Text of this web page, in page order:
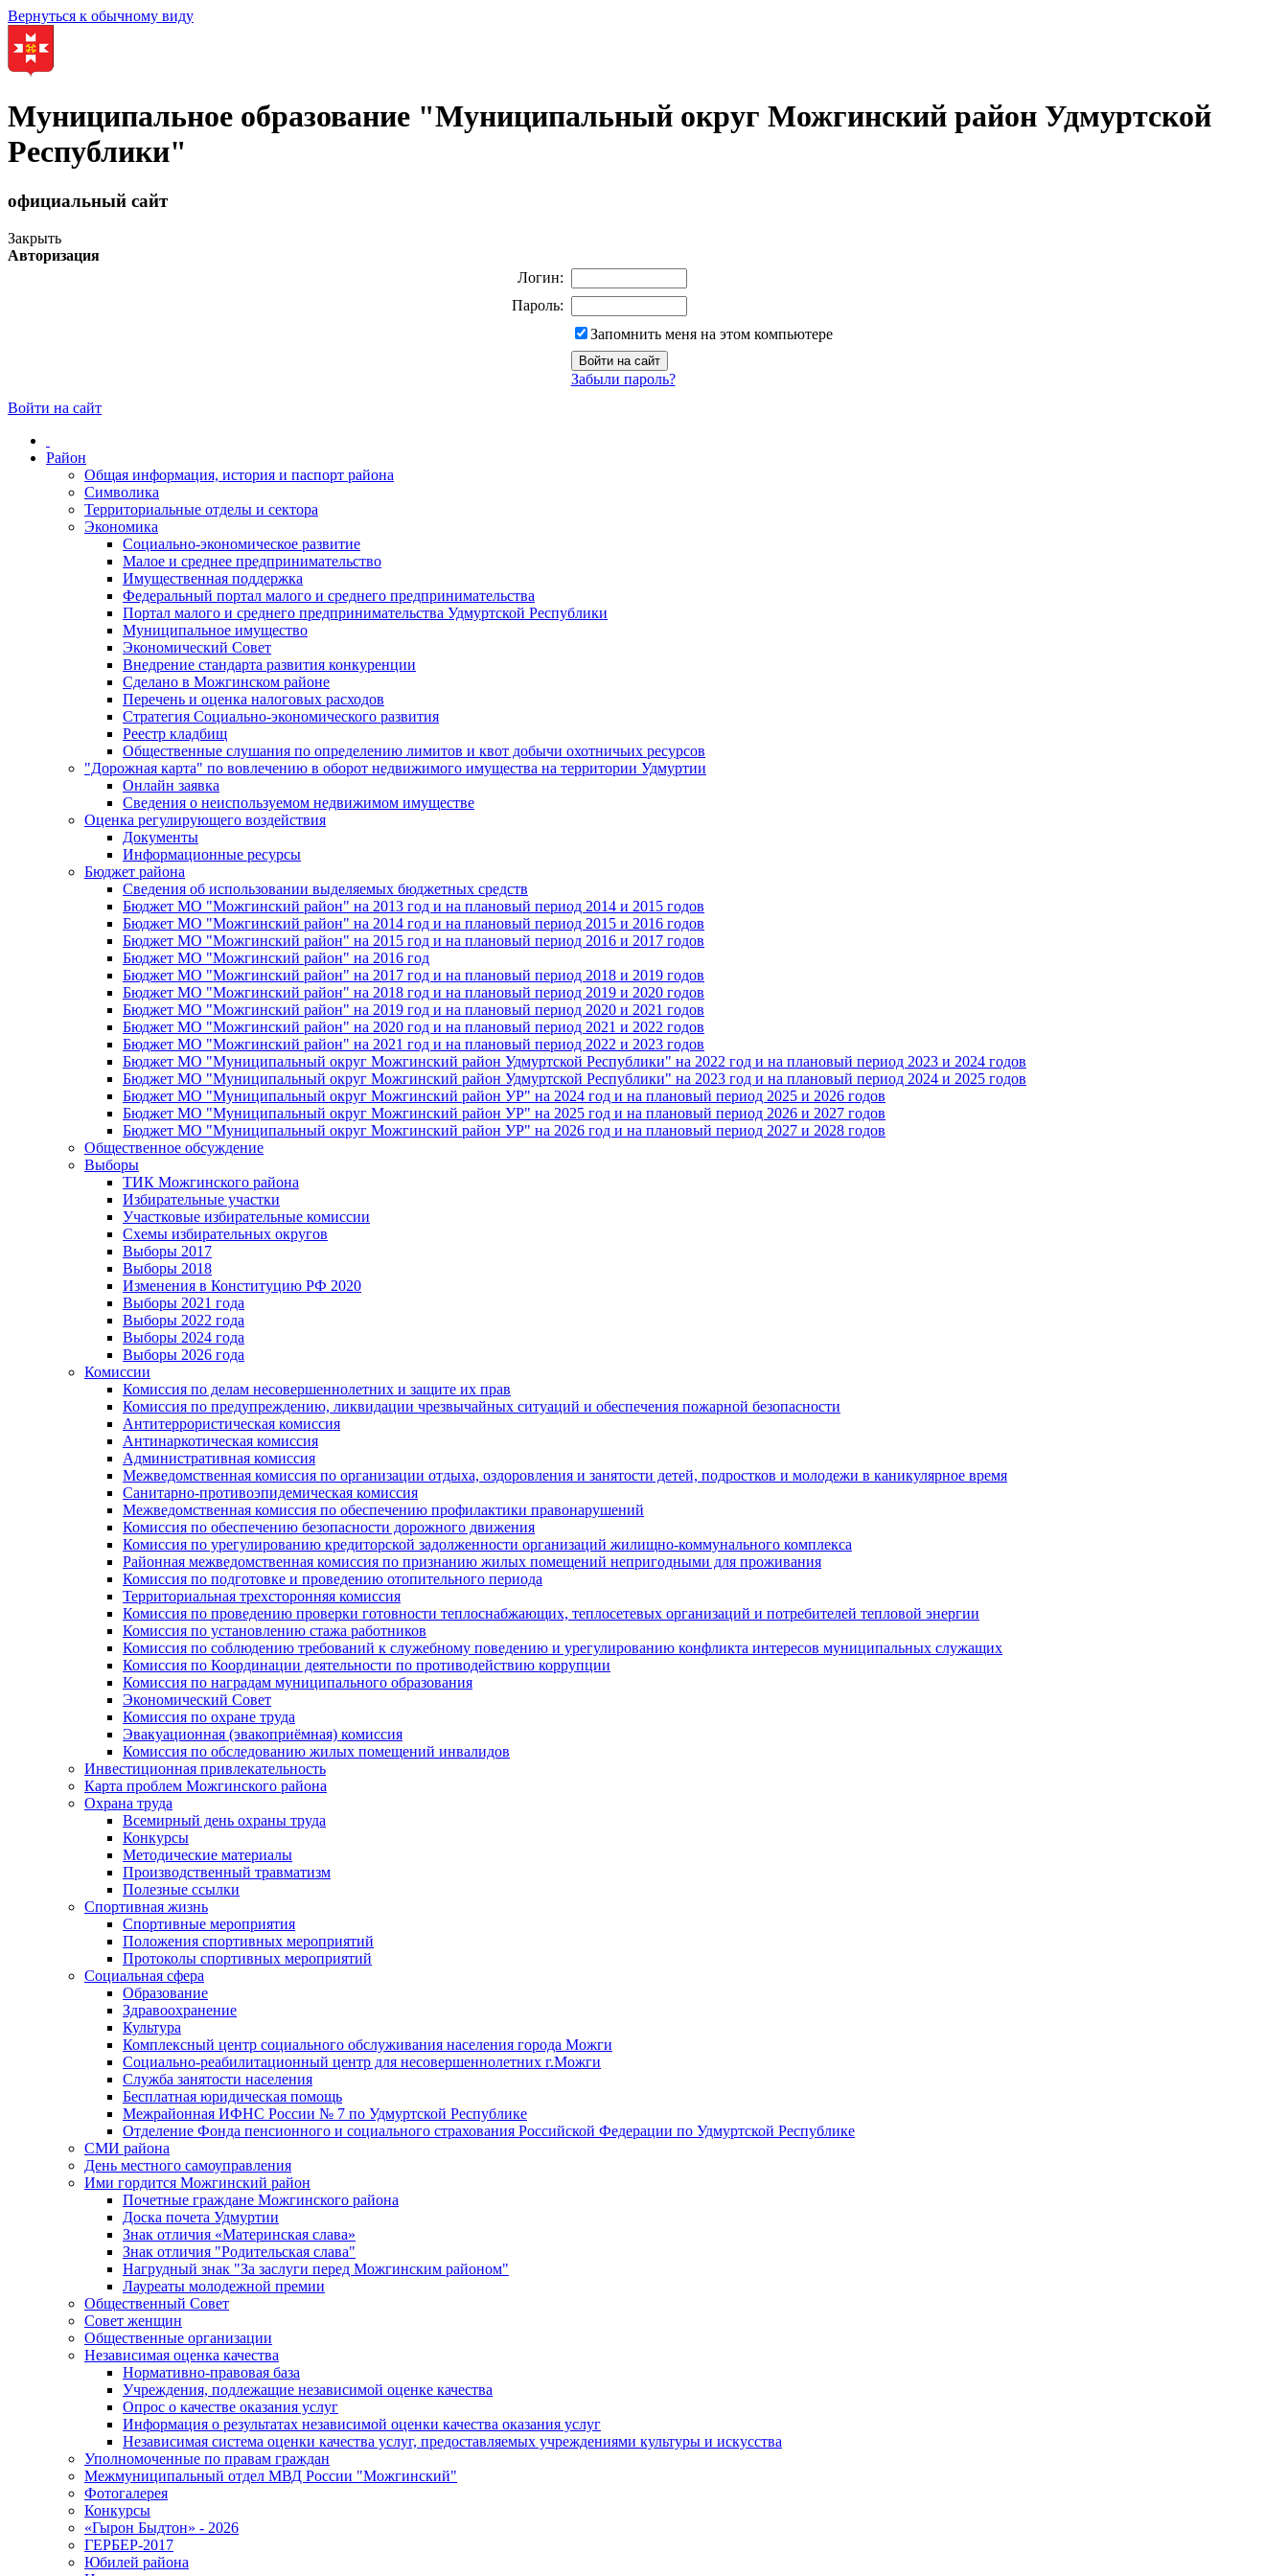
Вернуться к обычному виду
Муниципальное образование "Муниципальный округ Можгинский район Удмуртской
Республики"
официальный сайт
Закрыть
Авторизация
Логин:
Пароль:
Запомнить меня на этом компьютере
Забыли пароль?
Войти на сайт
Район
Общая информация, история и паспорт района
Символика
Территориальные отделы и сектора
Экономика
Социально-экономическое развитие
Малое и среднее предпринимательство
Имущественная поддержка
Федеральный портал малого и среднего предпринимательства
Портал малого и среднего предпринимательства Удмуртской Республики
Муниципальное имущество
Экономический Совет
Внедрение стандарта развития конкуренции
Сделано в Можгинском районе
Перечень и оценка налоговых расходов
Стратегия Социально-экономического развития
Реестр кладбищ
Общественные слушания по определению лимитов и квот добычи охотничьих ресурсов
"Дорожная карта" по вовлечению в оборот недвижимого имущества на территории Удмуртии
Онлайн заявка
Сведения о неиспользуемом недвижимом имуществе
Оценка регулирующего воздействия
Документы
Информационные ресурсы
Бюджет района
Сведения об использовании выделяемых бюджетных средств
Бюджет МО "Можгинский район" на 2013 год и на плановый период 2014 и 2015 годов
Бюджет МО "Можгинский район" на 2014 год и на плановый период 2015 и 2016 годов
Бюджет МО "Можгинский район" на 2015 год и на плановый период 2016 и 2017 годов
Бюджет МО "Можгинский район" на 2016 год
Бюджет МО "Можгинский район" на 2017 год и на плановый период 2018 и 2019 годов
Бюджет МО "Можгинский район" на 2018 год и на плановый период 2019 и 2020 годов
Бюджет МО "Можгинский район" на 2019 год и на плановый период 2020 и 2021 годов
Бюджет МО "Можгинский район" на 2020 год и на плановый период 2021 и 2022 годов
Бюджет МО "Можгинский район" на 2021 год и на плановый период 2022 и 2023 годов
Бюджет МО "Муниципальный округ Можгинский район Удмуртской Республики" на 2022 год и на плановый период 2023 и 2024 годов
Бюджет МО "Муниципальный округ Можгинский район Удмуртской Республики" на 2023 год и на плановый период 2024 и 2025 годов
Бюджет МО "Муниципальный округ Можгинский район УР" на 2024 год и на плановый период 2025 и 2026 годов
Бюджет МО "Муниципальный округ Можгинский район УР" на 2025 год и на плановый период 2026 и 2027 годов
Бюджет МО "Муниципальный округ Можгинский район УР" на 2026 год и на плановый период 2027 и 2028 годов
Общественное обсуждение
Выборы
ТИК Можгинского района
Избирательные участки
Участковые избирательные комиссии
Схемы избирательных округов
Выборы 2017
Выборы 2018
Изменения в Конституцию РФ 2020
Выборы 2021 года
Выборы 2022 года
Выборы 2024 года
Выборы 2026 года
Комиссии
Комиссия по делам несовершеннолетних и защите их прав
Комиссия по предупреждению, ликвидации чрезвычайных ситуаций и обеспечения пожарной безопасности
Антитеррористическая комиссия
Антинаркотическая комиссия
Административная комиссия
Межведомственная комиссия по организации отдыха, оздоровления и занятости детей, подростков и молодежи в каникулярное время
Санитарно-противоэпидемическая комиссия
Межведомственная комиссия по обеспечению профилактики правонарушений
Комиссия по обеспечению безопасности дорожного движения
Комиссия по урегулированию кредиторской задолженности организаций жилищно-коммунального комплекса
Районная межведомственная комиссия по признанию жилых помещений непригодными для проживания
Комиссия по подготовке и проведению отопительного периода
Территориальная трехсторонняя комиссия
Комиссия по проведению проверки готовности теплоснабжающих, теплосетевых организаций и потребителей тепловой энергии
Комиссия по установлению стажа работников
Комиссия по соблюдению требований к служебному поведению и урегулированию конфликта интересов муниципальных служащих
Комиссия по Координации деятельности по противодействию коррупции
Комиссия по наградам муниципального образования
Экономический Совет
Комиссия по охране труда
Эвакуационная (эвакоприёмная) комиссия
Комиссия по обследованию жилых помещений инвалидов
Инвестиционная привлекательность
Карта проблем Можгинского района
Охрана труда
Всемирный день охраны труда
Конкурсы
Методические материалы
Производственный травматизм
Полезные ссылки
Спортивная жизнь
Спортивные мероприятия
Положения спортивных мероприятий
Протоколы спортивных мероприятий
Социальная сфера
Образование
Здравоохранение
Культура
Комплексный центр социального обслуживания населения города Можги
Социально-реабилитационный центр для несовершеннолетних г.Можги
Служба занятости населения
Бесплатная юридическая помощь
Межрайонная ИФНС России № 7 по Удмуртской Республике
Отделение Фонда пенсионного и социального страхования Российской Федерации по Удмуртской Республике
СМИ района
День местного самоуправления
Ими гордится Можгинский район
Почетные граждане Можгинского района
Доска почета Удмуртии
Знак отличия «Материнская слава»
Знак отличия "Родительская слава"
Нагрудный знак "За заслуги перед Можгинским районом"
Лауреаты молодежной премии
Общественный Совет
Совет женщин
Общественные организации
Независимая оценка качества
Нормативно-правовая база
Учреждения, подлежащие независимой оценке качества
Опрос о качестве оказания услуг
Информация о результатах независимой оценки качества оказания услуг
Независимая система оценки качества услуг, предоставляемых учреждениями культуры и искусства
Уполномоченные по правам граждан
Межмуниципальный отдел МВД России "Можгинский"
Фотогалерея
Конкурсы
«Гырон Быдтон» - 2026
ГЕРБЕР-2017
Юбилей района